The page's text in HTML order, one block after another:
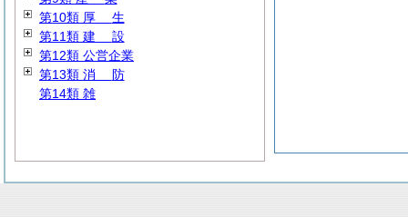
第10類 厚 生
第11類 建 設
第12類 公営企業
第13類 消 防
第14類 雑